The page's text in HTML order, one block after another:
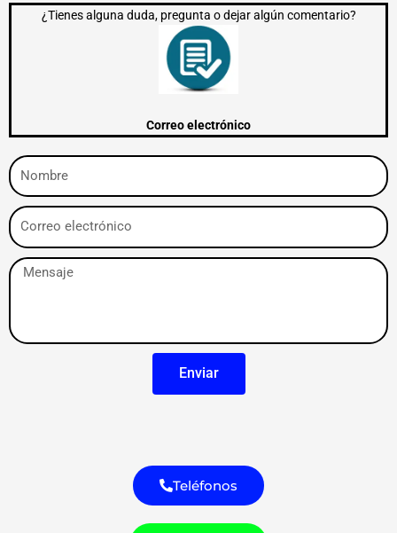
Teléfonos
¿Tienes alguna duda, pregunta o dejar algún comentario?
Correo electrónico
Nombre
Correo
electrónico
Mensaje
Enviar